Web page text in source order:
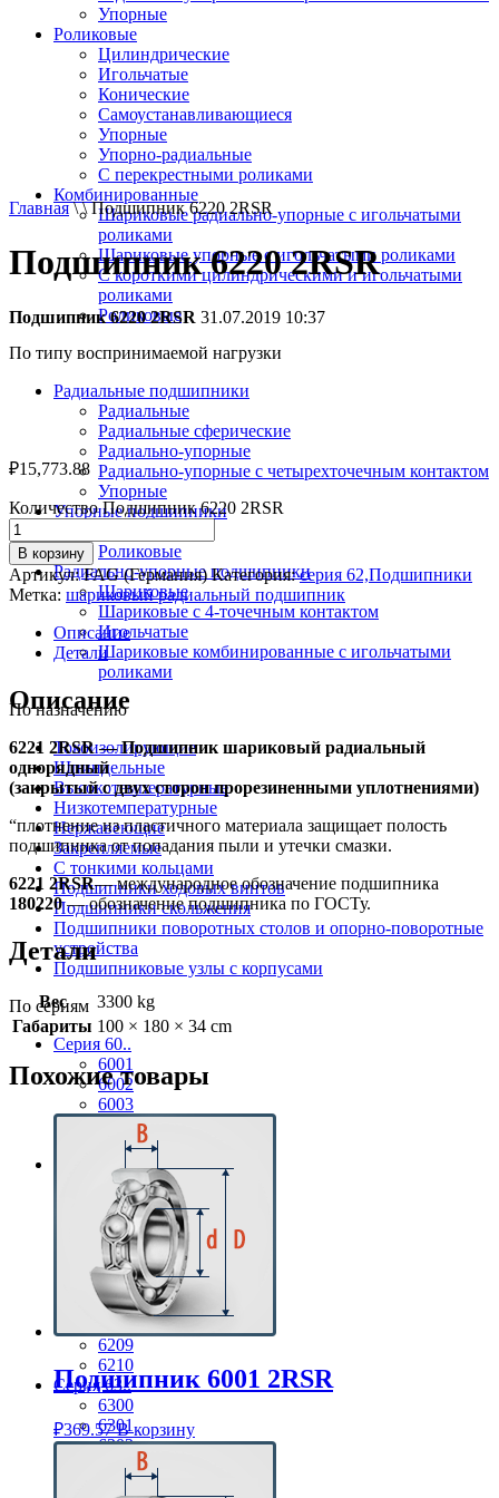
Упорные
Роликовые
Цилиндрические
Игольчатые
Конические
Самоустанавливающиеся
Упорные
Упорно-радиальные
C перекрестными роликами
Комбинированные
Шариковые радиально-упорные с игольчатыми
роликами
Шариковые упорные с игольчатыми роликами
С короткими цилиндрическими и игольчатыми
роликами
Роликовые
По типу воспринимаемой нагрузки
Радиальные подшипники
Радиальные
Радиальные сферические
Радиально-упорные
Радиально-упорные с четырехточечным контактом
Упорные
Упорные подшипники
Роликовые
Радиально-упорные подшипники
Шариковые
Шариковые с 4-точечным контактом
Игольчатые
Шариковые комбинированные с игольчатыми
роликами
По назначению
Токоизолирующие
Шпиндельные
Высокотемпературные
Низкотемпературные
Нержавеющие
Закрепляемые
С тонкими кольцами
Подшипники ходовых винтов
Подшипники скольжения
Подшипники поворотных столов и опорно-поворотные
устройства
Подшипниковые узлы с корпусами
По сериям
Серия 60..
6001
6002
6003
6005
Серия 62..
6201
6202
6203
6204
6205
6206
6207
6208
6209
6210
Серия 63..
6300
6301
6302
6303
6304
Главная\ \ Подшипник 6220 2RSR
Подшипник 6220 2RSR
Подшипник 6220 2RSR 31.07.2019 10:37
₽15,773.88
Количество Подшипник 6220 2RSR
В корзину
Артикул:FAG (Германия) Категория:серия 62,Подшипники
Метка: шариковый радиальный подшипник
Описание
Детали
Описание
6221 2RSR — Подшипник шариковый радиальный
однорядный
(закрытый с двух сторон прорезиненными уплотнениями)
“плотнение из пластичного материала защищает полость
подшипника от попадания пыли и утечки смазки.
6221 2RSR— международное обозначение подшипника
180220— обозначение подшипника по ГОСТу.
Детали
Вес
3300 kg
Габариты 100 × 180 × 34 cm
Похожие товары
Подшипник 6001 2RSR
₽369.57 В корзину